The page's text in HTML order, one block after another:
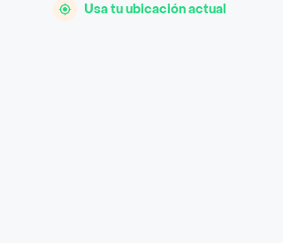
Usa tu ubicación actual